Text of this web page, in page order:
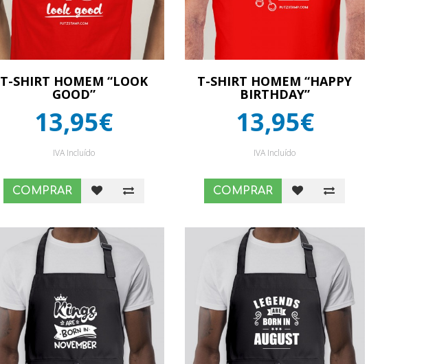
T-SHIRT HOMEM “LOOK
GOOD”
13,95€
IVA Incluído
COMPRAR
T-SHIRT HOMEM “HAPPY
BIRTHDAY”
13,95€
IVA Incluído
COMPRAR